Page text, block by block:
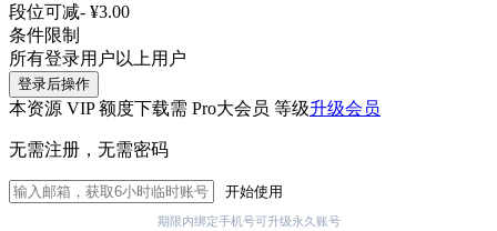
段位可减- ¥3.00
条件限制
所有登录用户以上用户
登录后操作
本资源 VIP 额度下载需 Pro大会员 等级升级会员
无需注册，无需密码
开始使用
期限内绑定手机号可升级永久账号